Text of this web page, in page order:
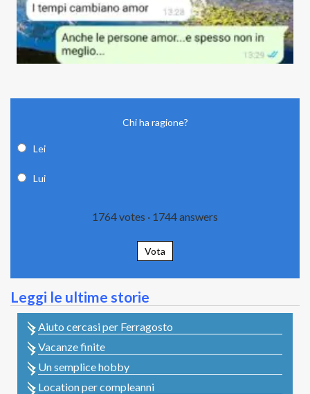
Chi ha ragione?
Lei
Lui
1764votes · 1744answers
Vota
Leggi le ultime storie
Aiuto cercasi per Ferragosto
Vacanze finite
Un semplice hobby
Location per compleanni